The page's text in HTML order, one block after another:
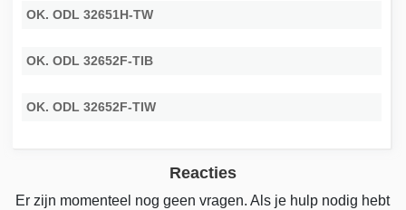
OK. ODL 32651H-TW
OK. ODL 32652F-TIB
OK. ODL 32652F-TIW
Reacties
Er zijn momenteel nog geen vragen. Als je hulp nodig hebt